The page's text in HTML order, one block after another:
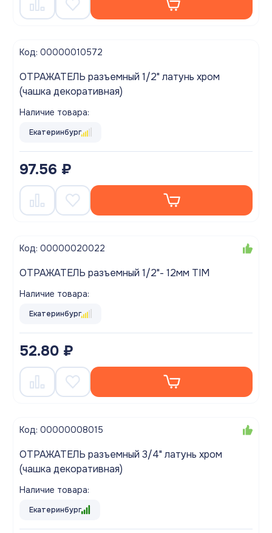
Код: 00000010572
ОТРАЖАТЕЛЬ разъемный 1/2" латунь хром
(чашка декоративная)
Наличие товара:
Екатеринбург
97.56 ₽
Код: 00000020022
ОТРАЖАТЕЛЬ разъемный 1/2"- 12мм TIM
Наличие товара:
Екатеринбург
52.80 ₽
Код: 00000008015
ОТРАЖАТЕЛЬ разъемный 3/4" латунь хром
(чашка декоративная)
Наличие товара:
Екатеринбург